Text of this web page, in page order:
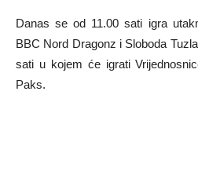
Danas se od 11.00 sati igra
BBC Nord Dragonz i Sloboda
sati u kojem će igrati
Paks.